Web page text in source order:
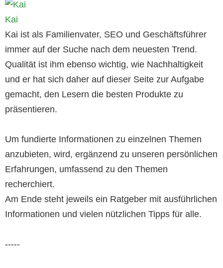
Kai
Kai ist als Familienvater, SEO und Geschäftsführer
immer auf der Suche nach dem neuesten Trend.
Qualität ist ihm ebenso wichtig, wie Nachhaltigkeit
und er hat sich daher auf dieser Seite zur Aufgabe
gemacht, den Lesern die besten Produkte zu
präsentieren.
Um fundierte Informationen zu einzelnen Themen
anzubieten, wird, ergänzend zu unseren persönlichen
Erfahrungen, umfassend zu den Themen
recherchiert.
Am Ende steht jeweils ein Ratgeber mit ausführlichen
Informationen und vielen nützlichen Tipps für alle.
-----